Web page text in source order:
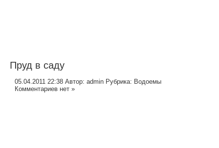
Пруд в саду
05.04.2011 22:38 Автор: admin Рубрика: Водоемы
Комментариев нет »